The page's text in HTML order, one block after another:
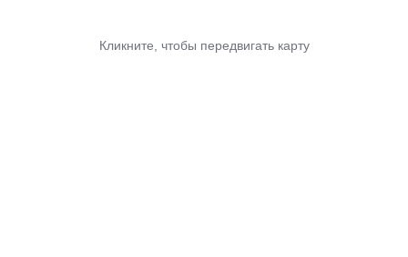
Кликните, чтобы передвигать карту